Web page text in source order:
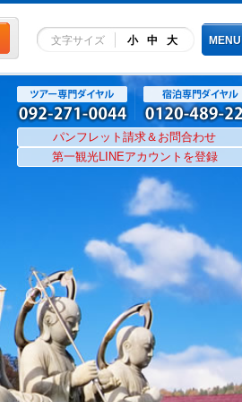
文字サイズ 小 中 大 MENU
パンフレット請求＆お問合わせ
第一観光LINEアカウントを登録